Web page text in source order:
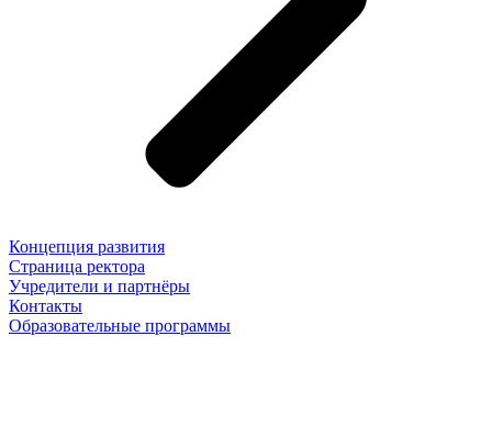
Концепция развития
Страница ректора
Учредители и партнёры
Контакты
Образовательные программы